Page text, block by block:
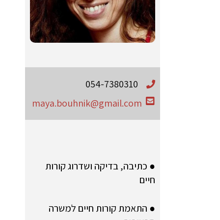
054-7380310
maya.bouhnik@gmail.com
● כתיבה, בדיקה ושדרוג קורות
חיים
● התאמת קורות חיים למשרה